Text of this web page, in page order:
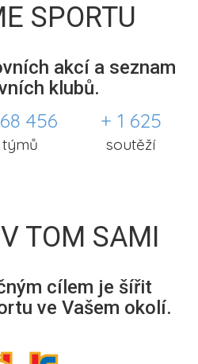
SPORTU
akcí a seznam
klubů.
456
týmů
+ 1 625
soutěží
TOM SAMI
cílem je šířit
ve Vašem okolí.